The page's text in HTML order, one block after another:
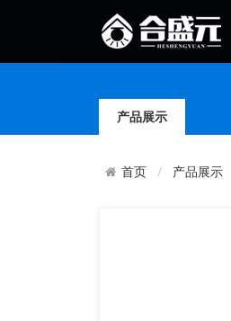
产品展示
首页 产品展示